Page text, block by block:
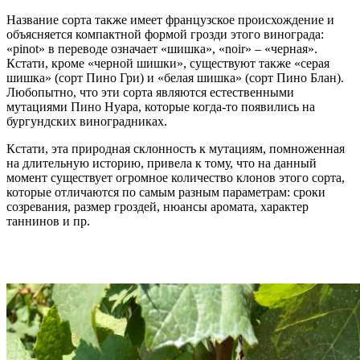
Название сорта также имеет французское происхождение и
объясняется компактной формой грозди этого винограда:
«pinot» в переводе означает «шишка», «noir» – «черная».
Кстати, кроме «черной шишки», существуют также «серая
шишка» (сорт Пино Гри) и «белая шишка» (сорт Пино Блан).
Любопытно, что эти сорта являются естественными
мутациями Пино Нуара, которые когда-то появились на
бургундских виноградниках.
Кстати, эта природная склонность к мутациям, помноженная
на длительную историю, привела к тому, что на данный
момент существует огромное количество клонов этого сорта,
которые отличаются по самым разным параметрам: сроки
созревания, размер гроздей, нюансы аромата, характер
таннинов и пр.